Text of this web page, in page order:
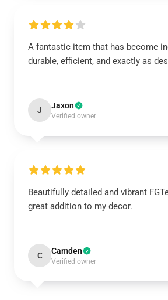
A fantastic item that has become
durable, efficient, and exactly as
J Jaxon
Verified owner
Beautifully detailed and vibrant
great addition to my decor.
C Camden
Verified owner